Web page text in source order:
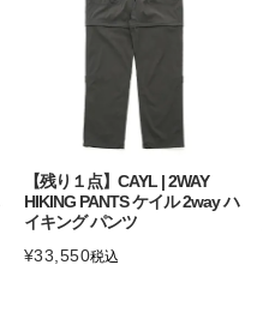
【残り１点】CAYL | 2WAY
HIKING PANTS ケイル 2way ハ
イキング パンツ
¥33,550税込